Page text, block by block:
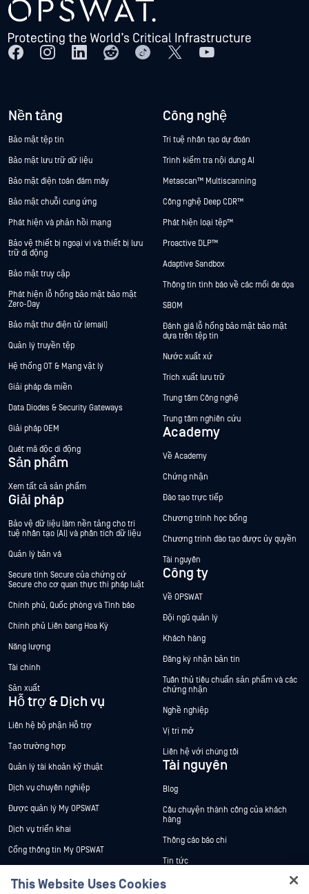
Nền tảng
Bảo mật tệp tin
Bảo mật lưu trữ dữ liệu
Bảo mật điện toán đám mây
Bảo mật chuỗi cung ứng
Phát hiện và phản hồi mạng
Bảo vệ thiết bị ngoại vi và thiết bị lưu
trữ di động
Bảo mật truy cập
Phát hiện lỗ hổng bảo mật bảo mật
Zero-Day
Bảo mật thư điện tử (email)
Quản lý truyền tệp
Hệ thống OT & Mạng vật lý
Giải pháp đa miền
Data Diodes & Security Gateways
Giải pháp OEM
Quét mã độc di động
Sản phẩm
Xem tất cả sản phẩm
Giải pháp
Bảo vệ dữ liệu làm nền tảng cho trí
tuệ nhân tạo (AI) và phân tích dữ liệu
Quản lý bản vá
Secure tính Secure của chứng cứ
Secure cho cơ quan thực thi pháp luật
Chính phủ, Quốc phòng và Tình báo
Chính phủ Liên bang Hoa Kỳ
Năng lượng
Tài chính
Sản xuất
Hỗ trợ & Dịch vụ
Liên hệ bộ phận Hỗ trợ
Tạo trường hợp
Quản lý tài khoản kỹ thuật
Dịch vụ chuyên nghiệp
Được quản lý My OPSWAT
Dịch vụ triển khai
Cổng thông tin My OPSWAT
Công nghệ
Trí tuệ nhân tạo dự đoán
Trình kiểm tra nội dung AI
Metascan™ Multiscanning
Công nghệ Deep CDR™
Phát hiện loại tệp™
Proactive DLP™
Adaptive Sandbox
Thông tin tình báo về các mối đe dọa
SBOM
Đánh giá lỗ hổng bảo mật bảo mật
dựa trên tệp tin
Nước xuất xứ
Trích xuất lưu trữ
Trung tâm Công nghệ
Trung tâm nghiên cứu
Academy
Về Academy
Chứng nhận
Đào tạo trực tiếp
Chương trình học bổng
Chương trình đào tạo được ủy quyền
Tài nguyên
Công ty
Về OPSWAT
Đội ngũ quản lý
Khách hàng
Đăng ký nhận bản tin
Tuân thủ tiêu chuẩn sản phẩm và các
chứng nhận
Nghề nghiệp
Vị trí mở
Liên hệ với chúng tôi
Tài nguyên
Blog
Câu chuyện thành công của khách
hàng
Thông cáo báo chí
Tin tức
Sự kiện
This Website Uses Cookies